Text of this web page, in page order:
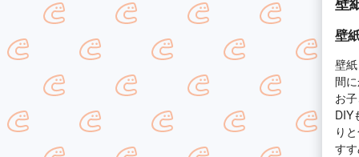
壁
壁
間
お
DIY
り
す